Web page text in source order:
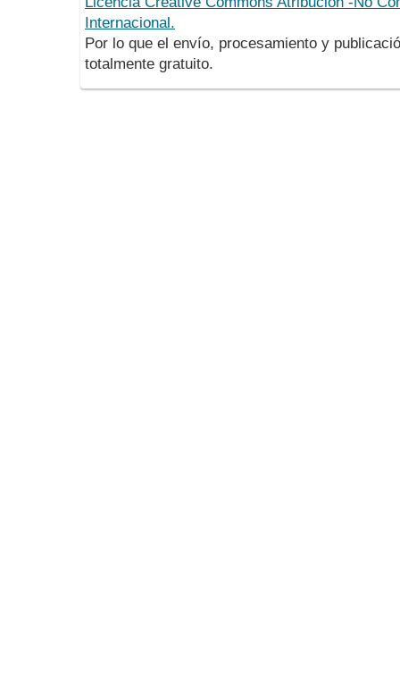
Internacional.
Por lo que el envío, procesamiento y
totalmente gratuito.